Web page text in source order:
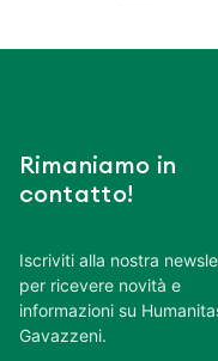
Rimaniamo in
contatto!
Iscriviti alla nostra
per ricevere novità e
informazioni su
Gavazzeni.